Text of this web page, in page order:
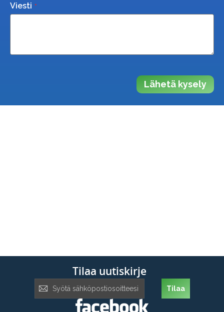
Viesti
Lähetä kysely
Tilaa uutiskirje
uutiskirje:
Tilaa